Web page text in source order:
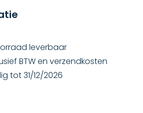
leverbaar
BTW en verzendkosten
tot 31/12/2026